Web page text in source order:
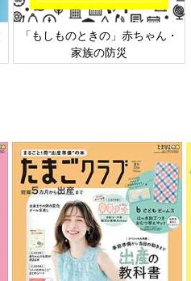
六星占術 細木かおりさんの人生
相談